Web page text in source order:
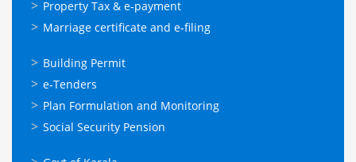
Property Tax & e-payment
Marriage certificate and e-filing
ഓണ്‍ലൈന്‍
സേവനങ്ങള്‍
Building Permit
e-Tenders
Plan Formulation and Monitoring
Social Security Pension